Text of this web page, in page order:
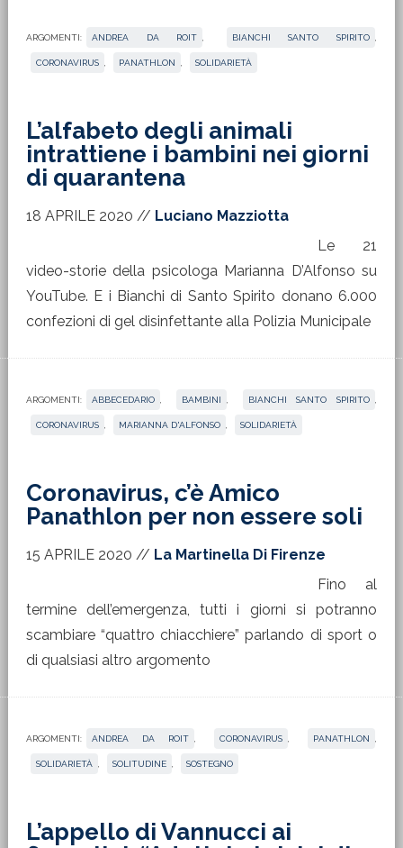
ARGOMENTI: ANDREA DA ROIT BIANCHI SANTO SPIRITO
CORONAVIRUS PANATHLON SOLIDARIETÀ
L’alfabeto degli animali
intrattiene i bambini nei giorni
di quarantena
18 APRILE 2020 // Luciano Mazziotta
Le 21
video-storie della psicologa Marianna D’Alfonso su
YouTube. E i Bianchi di Santo Spirito donano 6.000
confezioni di gel disinfettante alla Polizia Municipale
ARGOMENTI: ABBECEDARIO BAMBINI BIANCHI SANTO SPIRITO
CORONAVIRUS MARIANNA D'ALFONSO SOLIDARIETÀ
Coronavirus, c’è Amico
Panathlon per non essere soli
15 APRILE 2020 // La Martinella Di Firenze
Fino al
termine dell’emergenza, tutti i giorni si potranno
scambiare “quattro chiacchiere” parlando di sport o
di qualsiasi altro argomento
ARGOMENTI: ANDREA DA ROIT CORONAVIRUS PANATHLON
SOLIDARIETÀ SOLITUDINE SOSTEGNO
L’appello di Vannucci ai